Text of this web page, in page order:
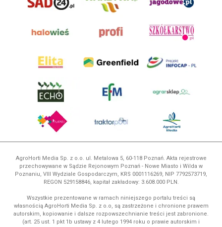
AgroHorti Media Sp. z o.o. ul. Metalowa 5, 60-118 Poznań. Akta rejestrowe
przechowywane w Sądzie Rejonowym Poznań - Nowe Miasto i Wilda w
Poznaniu, VIII Wydziale Gospodarczym, KRS 0001116269, NIP 7792573719,
REGON 529158846, kapitał zakładowy: 3.608.000 PLN.
Wszystkie prezentowane w ramach niniejszego portalu treści są
własnością AgroHorti Media Sp. z o.o, są zastrzeżone i chronione prawem
autorskim, kopiowanie i dalsze rozpowszechnianie treści jest zabronione.
(art. 25 ust. 1 pkt 1b ustawy z 4 lutego 1994 roku o prawie autorskim i